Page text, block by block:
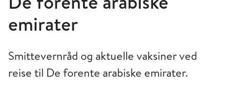
emirater
Smittevernråd og aktuelle vaksiner ved
reise til De forente arabiske emirater.